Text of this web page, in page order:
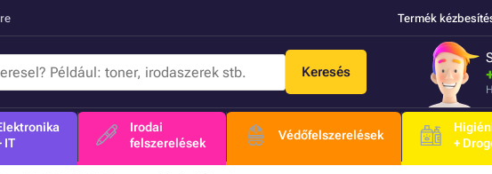
Termék
Keresés
IT
Irodai
felszerelések
Védőfelszerelések
+